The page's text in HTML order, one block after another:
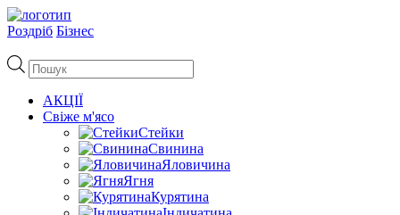
Роздріб Бізнес
Пошук
товарів
АКЦІЇ
Свіже м'ясо
Стейки
Свинина
Яловичина
Ягня
Курятина